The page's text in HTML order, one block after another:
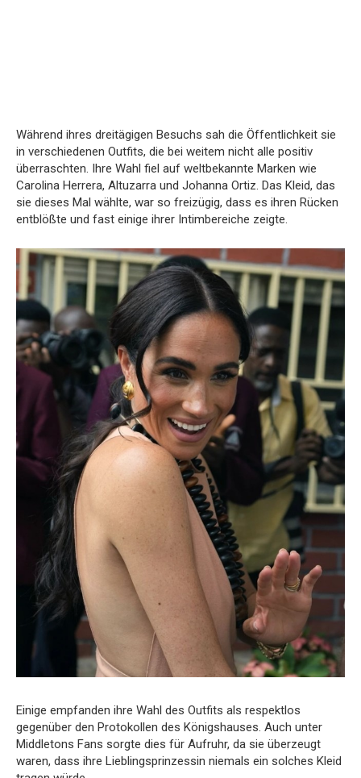
Während ihres dreitägigen Besuchs sah die Öffentlichkeit sie
in verschiedenen Outfits, die bei weitem nicht alle positiv
überraschten. Ihre Wahl fiel auf weltbekannte Marken wie
Carolina Herrera, Altuzarra und Johanna Ortiz. Das Kleid, das
sie dieses Mal wählte, war so freizügig, dass es ihren Rücken
entblößte und fast einige ihrer Intimbereiche zeigte.
Einige empfanden ihre Wahl des Outfits als respektlos
gegenüber den Protokollen des Königshauses. Auch unter
Middletons Fans sorgte dies für Aufruhr, da sie überzeugt
waren, dass ihre Lieblingsprinzessin niemals ein solches Kleid